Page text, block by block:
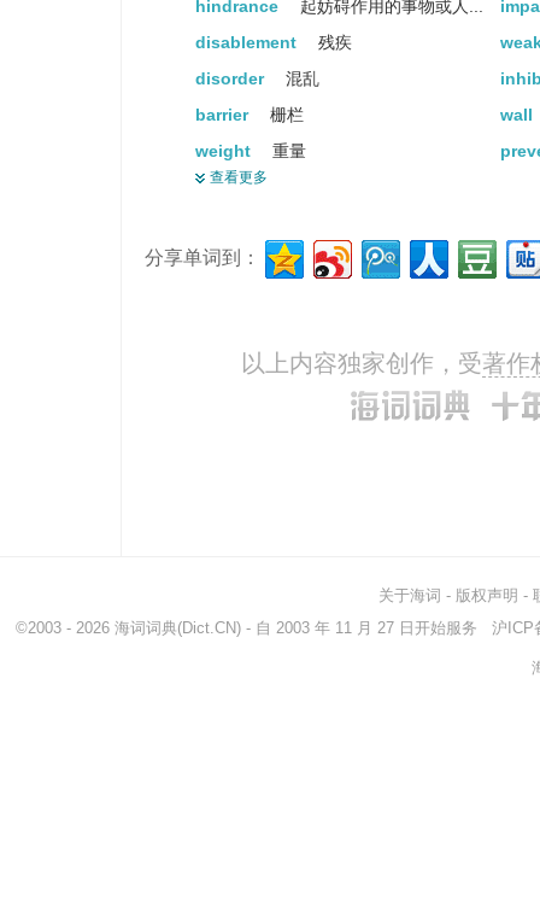
hindrance
起妨碍作用的事物或人...
disablement
残疾
disorder
混乱
barrier
栅栏
wall
weight
重量
hurdle
block
街区
hinderance
阻碍
妨害者
查看更多
分享单词到：
以上内容独家创作，受著作
关于海词 - 版权声明 -
©2003 - 2026 海词词典(Dict.CN) - 自 2003 年 11 月 27 日开始服务 沪ICP